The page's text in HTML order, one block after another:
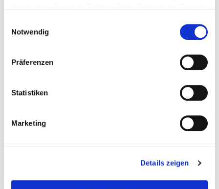
Notwendig
Präferenzen
Statistiken
Marketing
Details zeigen
Erdungsklemme Fixierschraube FIX-FIT